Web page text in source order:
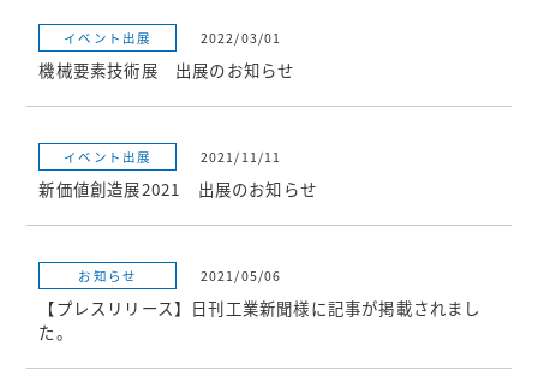
イベント出展 2022/03/01
機械要素技術展 出展のお知らせ
イベント出展 2021/11/11
新価値創造展2021 出展のお知らせ
お知らせ 2021/05/06
【プレスリリース】日刊工業新聞様に記事が掲載されまし
た。